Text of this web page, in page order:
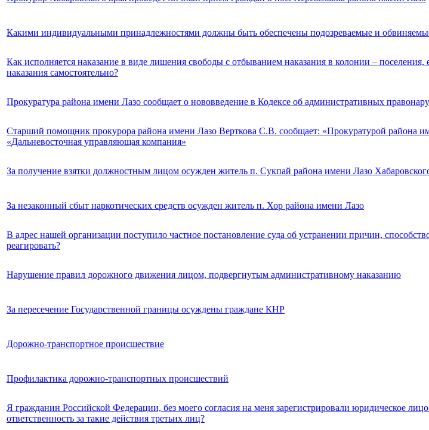
Какими индивидуальными принадлежностями должны быть обеспечены подозреваемые и
Как исполняется наказание в виде лишения свободы с отбыванием наказания в колонии – поселения,
наказания самостоятельно?
Прокуратура района имени Лазо сообщает о нововведение в Кодексе об административных
Старший помощник прокурора района имени Лазо Верткова С.В. сообщает: «Прокуратурой района
«Дальневосточная управляющая компания»
За получение взятки должностным лицом осужден житель п. Сукпай района имени Лазо
За незаконный сбыт наркотических средств осужден житель п. Хор района имени Лазо
В адрес нашей организации поступило частное постановление суда об устранении причин,
реагировать?
Нарушение правил дорожного движения лицом, подвергнутым административному наказанию
За пересечение Государственной границы осуждены граждане КНР
Дорожно-транспортное происшествие
Профилактика дорожно-транспортных происшествий
Я гражданин Российской Федерации, без моего согласия на меня зарегистрировали юридическое
ответственность за такие действия третьих лиц?